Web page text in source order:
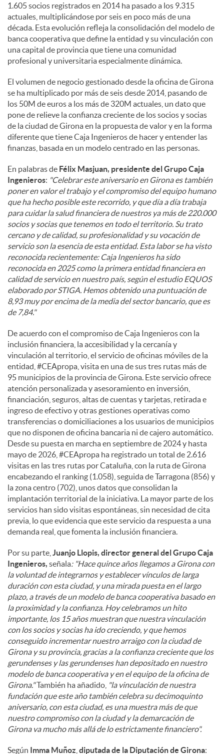
1.605 socios registrados en 2014 ha pasado a los 9.315
actuales, multiplicándose por seis en poco más de una
década. Esta evolución refleja la consolidación del modelo de
banca cooperativa que define la entidad y su vinculación con
una capital de provincia que tiene una comunidad
profesional y universitaria especialmente dinámica.
El volumen de negocio gestionado desde la oficina de Girona
se ha multiplicado por más de seis desde 2014, pasando de
los 50M de euros a los más de 320M actuales, un dato que
pone de relieve la confianza creciente de los socios y socias
de la ciudad de Girona en la propuesta de valor y en la forma
diferente que tiene Caja Ingenieros de hacer y entender las
finanzas, basada en un modelo centrado en las personas.
En palabras de Félix Masjuan, presidente del Grupo Caja
Ingenieros: "Celebrar este aniversario en Girona es también
poner en valor el trabajo y el compromiso del equipo humano
que ha hecho posible este recorrido, y que día a día trabaja
para cuidar la salud financiera de nuestros ya más de 220.000
socios y socias que tenemos en todo el territorio. Su trato
cercano y de calidad, su profesionalidad y su vocación de
servicio son la esencia de esta entidad. Esta labor se ha visto
reconocida recientemente: Caja Ingenieros ha sido
reconocida en 2025 como la primera entidad financiera en
calidad de servicio en nuestro país, según el estudio EQUOS
elaborado por STIGA. Hemos obtenido una puntuación de
8,93 muy por encima de la media del sector bancario, que es
de 7,84."
De acuerdo con el compromiso de Caja Ingenieros con la
inclusión financiera, la accesibilidad y la cercanía y
vinculación al territorio, el servicio de oficinas móviles de la
entidad, #CEApropa, visita en una de sus tres rutas más de
95 municipios de la provincia de Girona. Este servicio ofrece
atención personalizada y asesoramiento en inversión,
financiación, seguros, altas de cuentas y tarjetas, retirada e
ingreso de efectivo y otras gestiones operativas como
transferencias o domiciliaciones a los usuarios de municipios
que no disponen de oficina bancaria ni de cajero automático.
Desde su puesta en marcha en septiembre de 2024 y hasta
mayo de 2026, #CEApropa ha registrado un total de 2.616
visitas en las tres rutas por Cataluña, con la ruta de Girona
encabezando el ranking (1.058), seguida de Tarragona (856) y
la zona centro (702), unos datos que consolidan la
implantación territorial de la iniciativa. La mayor parte de los
servicios han sido visitas espontáneas, sin necesidad de cita
previa, lo que evidencia que este servicio da respuesta a una
demanda real, que fomenta la inclusión financiera.
Por su parte, Juanjo Llopis, director general del Grupo Caja
Ingenieros, señala: "Hace quince años llegamos a Girona con
la voluntad de integrarnos y establecer vínculos de larga
duración con esta ciudad, y una mirada puesta en el largo
plazo, a través de un modelo de banca cooperativa basado en
la proximidad y la confianza. Hoy celebramos un hito
importante, los 15 años muestran que nuestra vinculación
con los socios y socias ha ido creciendo, y que hemos
conseguido incrementar nuestro arraigo con la ciudad de
Girona y su provincia, gracias a la confianza creciente que los
gerundenses y las gerundenses han depositado en nuestro
modelo de banca cooperativa y en el equipo de la oficina de
Girona."También ha añadido, "la vinculación de nuestra
fundación que este año también celebra su decimoquinto
aniversario, con esta ciudad, es una muestra más de que
nuestro compromiso con la ciudad y la demarcación de
Girona va mucho más allá de lo estrictamente financiero".
Según Imma Muñoz diputada de la Diputación de Girona: